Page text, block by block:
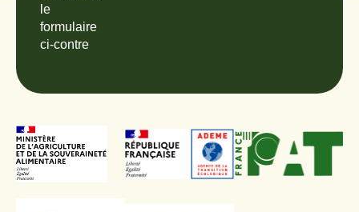
le
formulaire
ci-contre